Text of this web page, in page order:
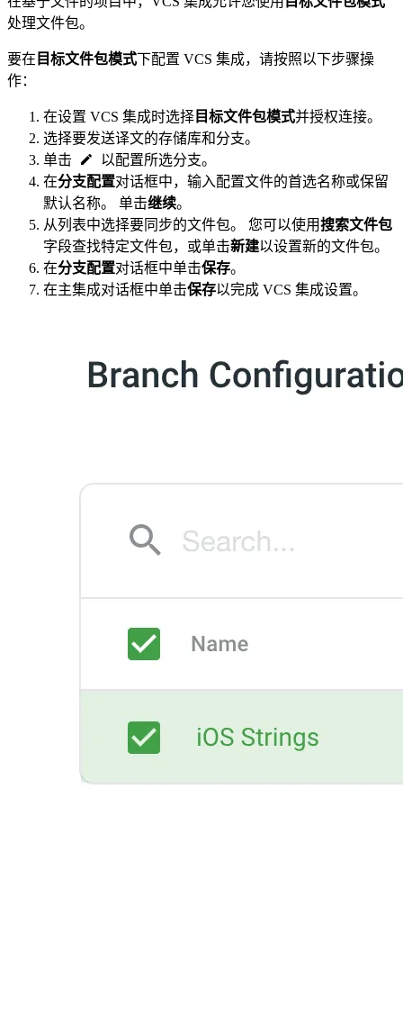
处理文件包。
要在 目标文件包模式下配置 VCS 集成，请按照以下步骤操
作：
在设置 VCS 集成时选择 目标文件包模式并授权连接。
选择要发送译文的存储库和分支。
单击
以配置所选分支。
在分支配置对话框中，输入配置文件的首选名称或保留
默认名称。 单击继续。
从列表中选择要同步的文件包。 您可以使用搜索文件包
字段查找特定文件包，或单击新建以设置新的文件包。
在分支配置对话框中单击保存。
在主集成对话框中单击保存以完成 VCS 集成设置。